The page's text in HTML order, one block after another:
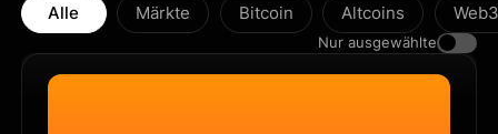
Alle Märkte Bitcoin Altcoins
Nur ausgewählte